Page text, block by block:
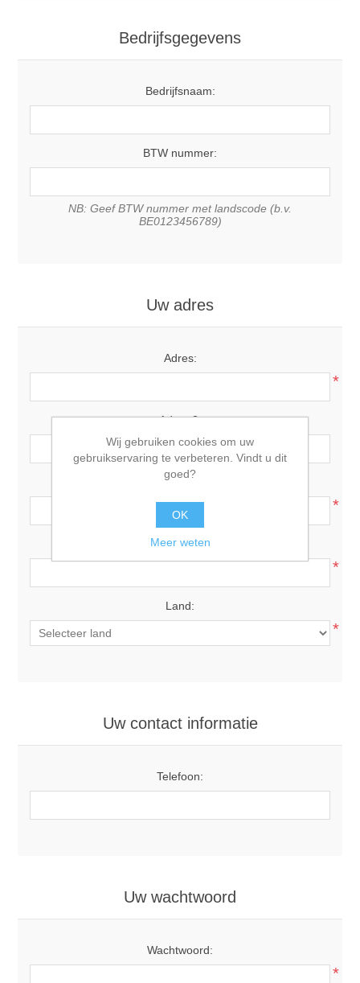
Bedrijfsgegevens
Bedrijfsnaam:
BTW nummer:
NB: Geef BTW nummer met landscode (b.v.
BE0123456789)
Uw adres
Adres:
*
Adres 2:
Postcode:
*
Plaats:
*
Land:
*
Uw contact informatie
Telefoon:
Uw wachtwoord
Wachtwoord:
*
Wij gebruiken cookies om uw
gebruikservaring te verbeteren. Vindt u dit
goed?
OK
Meer weten